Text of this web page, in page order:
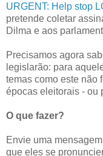
URGENT: Help stop
pretende coletar
Dilma e aos
Precisamos agora
legislarão: para
temas como este não
épocas eleitorais - ou
O que fazer?
Envie uma
que eles se